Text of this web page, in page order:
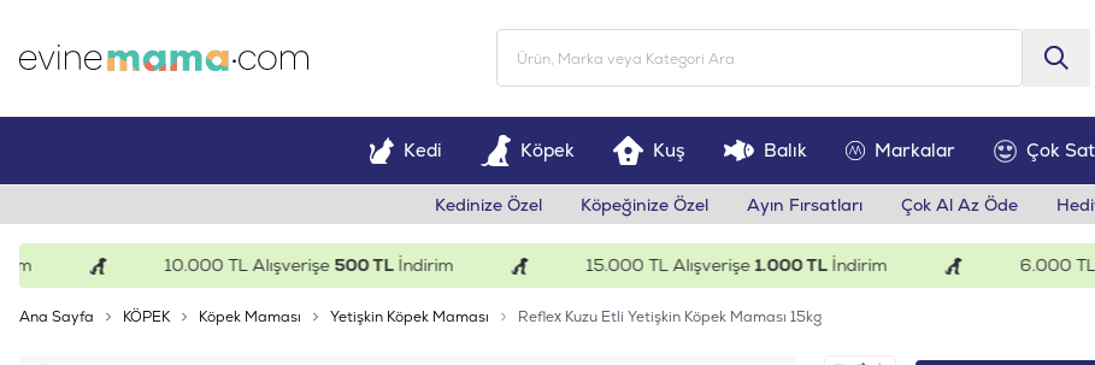
Kedi Köpek Kuş Balık Markalar Çok
Kedinize Özel Köpeğinize Özel Ayın Fırsatları Çok Al Az Öde
10.000 TL Alışverişe500 TLİndirim 15.000 TL Alışverişe1.000 TLİndirim 6.000 TL
Ana Sayfa KÖPEK Köpek Maması Yetişkin Köpek Maması Reflex Kuzu Etli Yetişkin Köpek Maması 15kg